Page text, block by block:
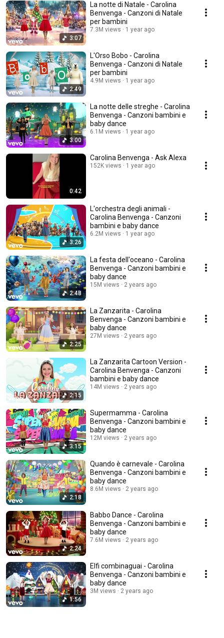
3:07
La notte di Natale - Carolina
Benvenga - Canzoni di Natale
per bambini
7.3M views 1 year ago
2:49
L'Orso Bobo - Carolina
Benvenga - Canzoni di Natale
per bambini
4.9M views 1 year ago
3:00
La notte delle streghe - Carolina
Benvenga - Canzoni bambini e
baby dance
6.1M views 1 year ago
0:42
Carolina Benvenga - Ask Alexa
152K views 1 year ago
3:26
L'orchestra degli animali -
Carolina Benvenga - Canzoni
bambini e baby dance
6.2M views 1 year ago
2:48
La festa dell'oceano - Carolina
Benvenga - Canzoni bambini e
baby dance
15M views 2 years ago
2:25
La Zanzarita - Carolina
Benvenga - Canzoni bambini e
baby dance
27M views 2 years ago
2:15
La Zanzarita Cartoon Version -
Carolina Benvenga - Canzoni
bambini e baby dance
14M views 2 years ago
3:15
Supermamma - Carolina
Benvenga - Canzoni bambini e
baby dance
12M views 2 years ago
2:18
Quando è carnevale - Carolina
Benvenga - Canzoni bambini e
baby dance
8.6M views 2 years ago
2:24
Babbo Dance - Carolina
Benvenga - Canzoni bambini e
baby dance
7.6M views 2 years ago
1:56
Elfi combinaguai - Carolina
Benvenga - Canzoni bambini e
baby dance
3M views 2 years ago